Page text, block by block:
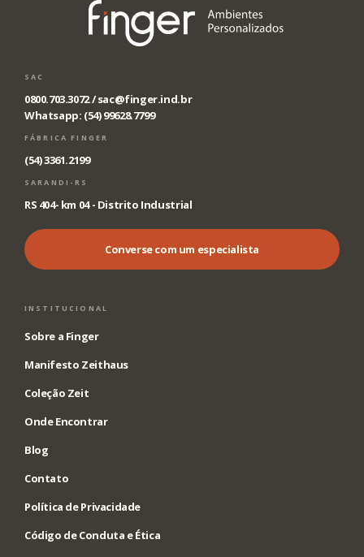
SAC
0800.703.3072 /sac@finger.ind.br
Whatsapp: (54) 99628.7799
FÁBRICA FINGER
(54) 3361.2199
SARANDI-RS
RS 404- km 04 - Distrito Industrial
Converse com um especialista
INSTITUCIONAL
Sobre a Finger
Manifesto Zeithaus
Coleção Zeit
Onde Encontrar
Blog
Contato
Política de Privacidade
Código de Conduta e Ética